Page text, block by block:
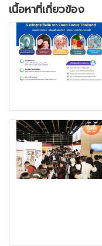
เนื้อหาที่เกี่ยวข้อง